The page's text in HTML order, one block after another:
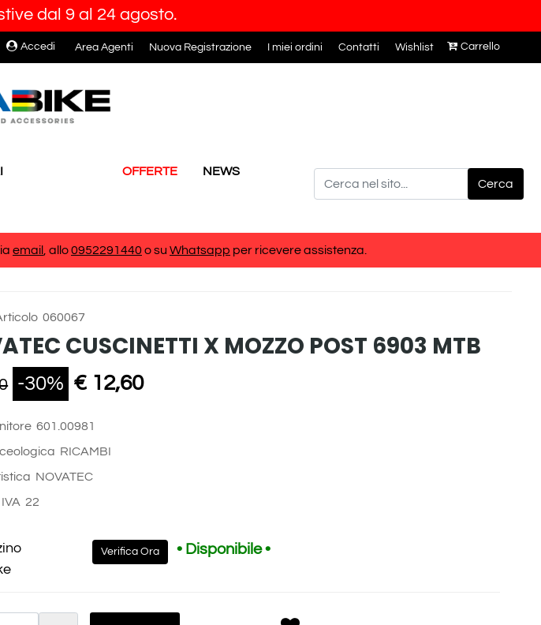
dal 9 al 24 agosto.
Accedi Area Agenti Nuova Registrazione I miei ordini Contatti Wishlist Carrello
OFFERTE NEWS
email , allo0952291440 o su Whatsapp per ricevere assistenza.
060067
CUSCINETTI X MOZZO POST 6903 MTB
-30% € 12,60
601.00981
RICAMBI
NOVATEC
22
Verifica Ora • Disponibile •